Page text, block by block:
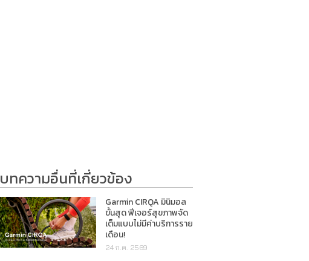
บทความอื่นที่เกี่ยวข้อง
Garmin CIRQA มินิมอล
ขั้นสุด ฟีเจอร์สุขภาพจัด
เต็มแบบไม่มีค่าบริการราย
เดือน!
24 ก.ค. 2569